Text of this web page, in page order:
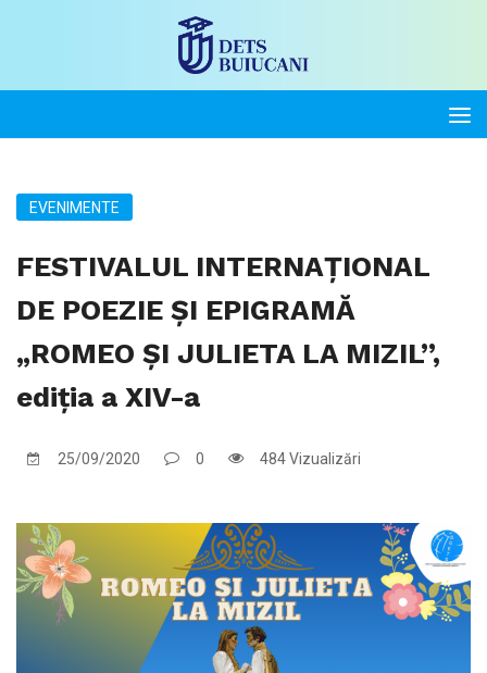
EVENIMENTE
FESTIVALUL INTERNAȚIONAL
DE POEZIE ȘI EPIGRAMĂ
„ROMEO ȘI JULIETA LA MIZIL”,
ediția a XIV-a
25/09/2020 0 484 Vizualizări